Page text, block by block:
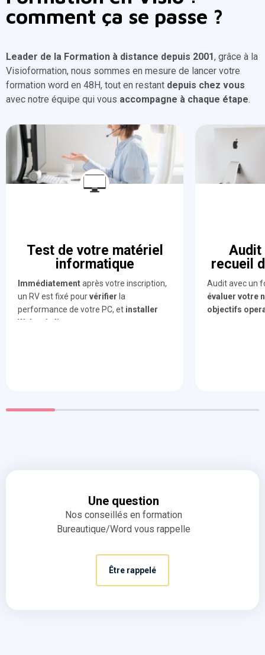
comment ça se passe ?
Leader de la Formation à distance depuis 2001, grâce à la
Visioformation, nous sommes en mesure de lancer votre
formation word en 48H, tout en restant depuis chez vous
avec notre équipe qui vous accompagne à chaque étape.
Test de votre matériel
informatique
Immédiatementaprès votre inscription,
un RV est fixé pourvérifier la
performance de votre PC, et installer
Webex à distance.
Audit
recueil
Audit avec un
évaluer votre
objectifs
Une question
Nos conseillés en formation
Bureautique/Word vous rappelle
Être rappelé